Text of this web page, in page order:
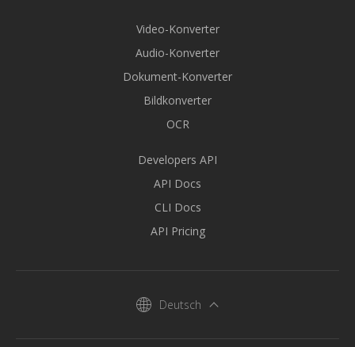
Video-Konverter
Audio-Konverter
Dokument-Konverter
Bildkonverter
OCR
Developers API
API Docs
CLI Docs
API Pricing
Deutsch